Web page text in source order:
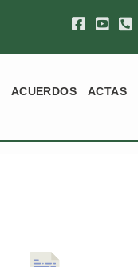
ACUERDOS ACTAS